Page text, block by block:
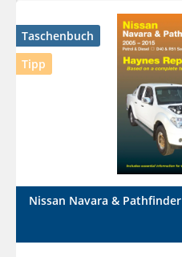
Taschenbuch
Tipp
Nissan Navara & Pathfinder